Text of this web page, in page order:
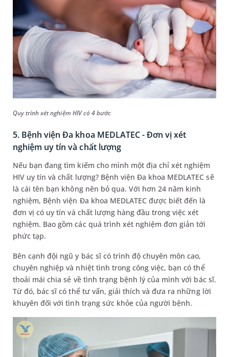
Quy trình xét nghiệm HIV có 4 bước
5. Bệnh viện Đa khoa MEDLATEC - Đơn vị xét
nghiệm uy tín và chất lượng
Nếu bạn đang tìm kiếm cho mình một địa chỉ xét nghiệm
HIV uy tín và chất lượng? Bệnh viện Đa khoa MEDLATEC sẽ
là cái tên bạn không nên bỏ qua. Với hơn 24 năm kinh
nghiệm, Bệnh viện Đa khoa MEDLATEC được biết đến là
đơn vị có uy tín và chất lượng hàng đầu trong việc xét
nghiệm. Bao gồm các quá trình xét nghiệm đơn giản tới
phức tạp.
Bên cạnh đội ngũ y bác sĩ có trình độ chuyên môn cao,
chuyên nghiệp và nhiệt tình trong công việc, bạn có thể
thoải mái chia sẻ về tình trạng bệnh lý của mình với bác sĩ.
Từ đó, bác sĩ có thể tư vấn, giải thích và đưa ra những lời
khuyên đối với tình trạng sức khỏe của người bệnh.